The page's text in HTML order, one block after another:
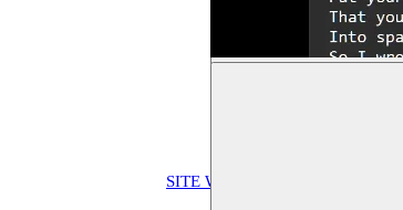
SITE WEB
Legend of Sumeria: work-in-